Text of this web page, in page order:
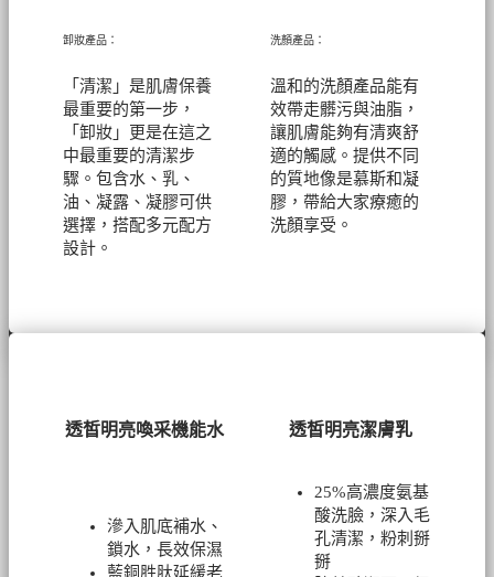
卸妝產品：
「清潔」是肌膚保養
最重要的第一步，
「卸妝」更是在這之
中最重要的清潔步
驟。包含水、乳、
油、凝露、凝膠可供
選擇，搭配多元配方
設計。
洗顏產品：
溫和的洗顏產品能有
效帶走髒污與油脂，
讓肌膚能夠有清爽舒
適的觸感。提供不同
的質地像是慕斯和凝
膠，帶給大家療癒的
洗顏享受。
透皙明亮喚采機能水 透皙明亮潔膚乳
滲入肌底補水、
鎖水，長效保濕
藍銅胜肽延緩老
25%高濃度氨基
酸洗臉，深入毛
孔清潔，粉刺掰
掰